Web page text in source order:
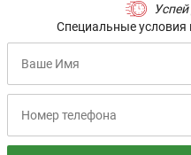
Специальные условия